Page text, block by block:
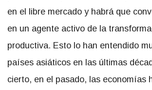
en el libre mercado y habrá que
en un agente activo de la
productiva. Esto lo han entendido
países asiáticos en las últimas
cierto, en el pasado, las economías